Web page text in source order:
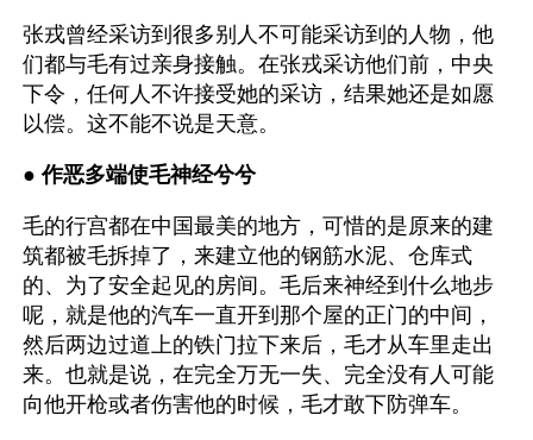
张戎曾经采访到很多别人不可能采访到的人物，他
们都与毛有过亲身接触。在张戎采访他们前，中央
下令，任何人不许接受她的采访，结果她还是如愿
以偿。这不能不说是天意。
● 作恶多端使毛神经兮兮
毛的行宫都在中国最美的地方，可惜的是原来的建
筑都被毛拆掉了，来建立他的钢筋水泥、仓库式
的、为了安全起见的房间。毛后来神经到什么地步
呢，就是他的汽车一直开到那个屋的正门的中间，
然后两边过道上的铁门拉下来后，毛才从车里走出
来。也就是说，在完全万无一失、完全没有人可能
向他开枪或者伤害他的时候，毛才敢下防弹车。